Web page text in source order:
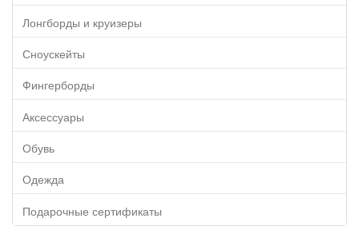
Лонгборды и круизеры
Сноускейты
Фингерборды
Аксессуары
Обувь
Одежда
Подарочные сертификаты